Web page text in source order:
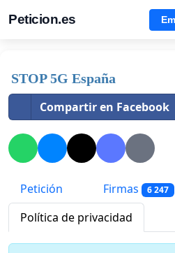
Peticion.es
STOP 5G España
Compartir en Facebook
Petición Firmas 6 247
Política de privacidad